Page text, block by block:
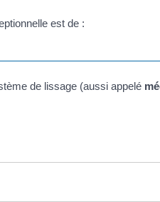
est de :
de lissage (aussi appelé